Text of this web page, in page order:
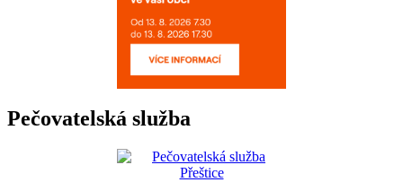
Pečovatelská služba